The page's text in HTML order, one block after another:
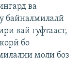
ва
байналмилалӣ
вай гуфтааст,
бо
молӣ боз